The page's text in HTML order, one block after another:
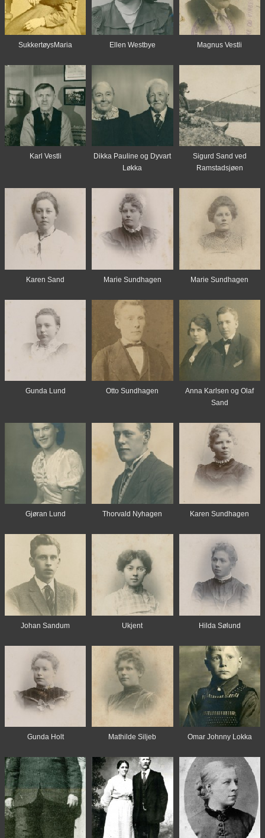
SukkertøysMaria Ellen Westbye Magnus Vestli
Karl Vestli
Dikka Pauline og Dyvart
Løkka
Sigurd Sand ved
Ramstadsjøen
Karen Sand Marie Sundhagen Marie Sundhagen
Gunda Lund Otto Sundhagen
Anna Karlsen og Olaf
Sand
Gjøran Lund Thorvald Nyhagen Karen Sundhagen
Johan Sandum Ukjent Hilda Sølund
Gunda Holt Mathilde Siljeb Omar Johnny Lokka